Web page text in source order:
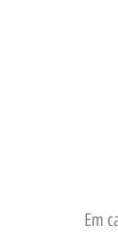
Em